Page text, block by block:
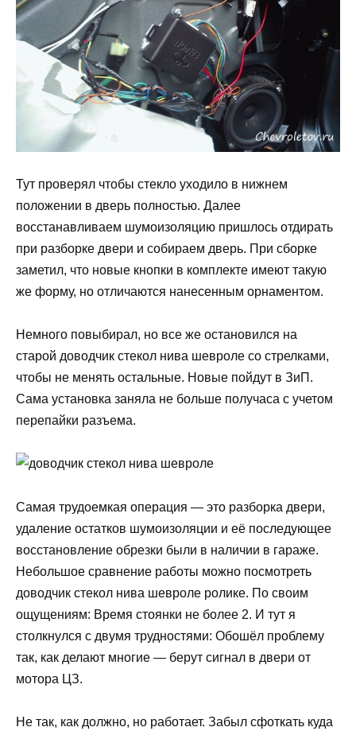
Тут проверял чтобы стекло уходило в нижнем
положении в дверь полностью. Далее
восстанавливаем шумоизоляцию пришлось отдирать
при разборке двери и собираем дверь. При сборке
заметил, что новые кнопки в комплекте имеют такую
же форму, но отличаются нанесенным орнаментом.
Немного повыбирал, но все же остановился на
старой доводчик стекол нива шевроле со стрелками,
чтобы не менять остальные. Новые пойдут в ЗиП.
Сама установка заняла не больше получаса с учетом
перепайки разъема.
Самая трудоемкая операция — это разборка двери,
удаление остатков шумоизоляции и её последующее
восстановление обрезки были в наличии в гараже.
Небольшое сравнение работы можно посмотреть
доводчик стекол нива шевроле ролике. По своим
ощущениям: Время стоянки не более 2. И тут я
столкнулся с двумя трудностями: Обошёл проблему
так, как делают многие — берут сигнал в двери от
мотора ЦЗ.
Не так, как должно, но работает. Забыл сфоткать куда